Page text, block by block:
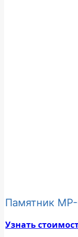
Памятник МР-
Узнать